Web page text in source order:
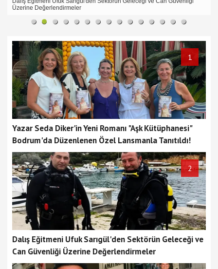
1
Yazar Seda Diker'in Yeni Romanı "Aşk Kütüphanesi"
Bodrum'da Düzenlenen Özel Lansmanla Tanıtıldı!
2
Dalış Eğitmeni Ufuk Sarıgül'den Sektörün Geleceği ve
Can Güvenliği Üzerine Değerlendirmeler